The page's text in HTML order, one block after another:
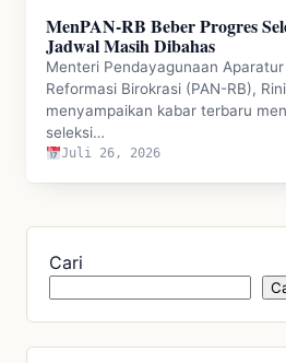
MenPAN-RB Beber Progres
Jadwal Masih Dibahas
Menteri Pendayagunaan
Reformasi Birokrasi (PAN-RB),
menyampaikan kabar terbaru
seleksi…
Juli 26, 2026
Cari